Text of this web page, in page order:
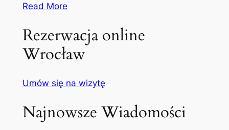
Read More
Rezerwacja online
Wrocław
Umów się na wizytę
Najnowsze Wiadomości